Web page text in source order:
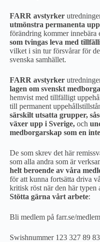
FARR avstyrker
utmönstra permanenta
förändring kommer innebära
som tvingas leva med
vilket i sin tur försvårar för
svenska samhället.
FARR avstyrker
lagen om svenskt
hemvist med tillfälligt
till permanent
särskilt utsatta grupper,
växer upp i Sverige, och
medborgarskap som en
De som skrev det här
som alla andra som är
helt beroende av våra
för att kunna fortsätta driva
kritisk röst när den här typen
Stötta gärna vårt arbete:
Bli medlem på farr.se/medlem
Swishnummer 123 327 89 83